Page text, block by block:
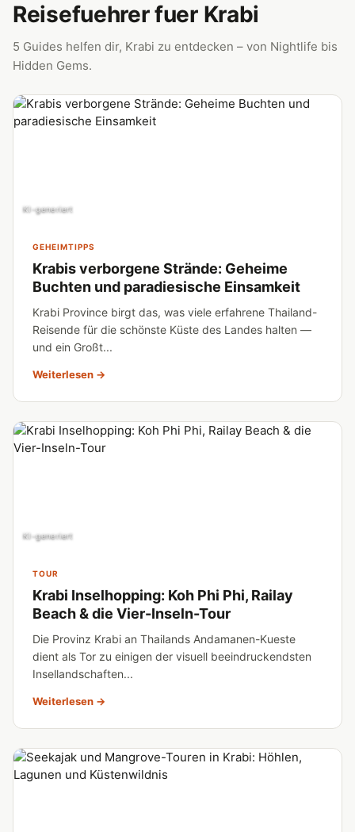
Reisefuehrer fuer Krabi
5 Guides helfen dir, Krabi zu entdecken – von Nightlife bis
Hidden Gems.
KI-generiert
GEHEIMTIPPS
Krabis verborgene Strände: Geheime
Buchten und paradiesische Einsamkeit
Krabi Province birgt das, was viele erfahrene Thailand-
Reisende für die schönste Küste des Landes halten —
und ein Großt...
Weiterlesen →
KI-generiert
TOUR
Krabi Inselhopping: Koh Phi Phi, Railay
Beach & die Vier-Inseln-Tour
Die Provinz Krabi an Thailands Andamanen-Kueste
dient als Tor zu einigen der visuell beeindruckendsten
Insellandschaften...
Weiterlesen →